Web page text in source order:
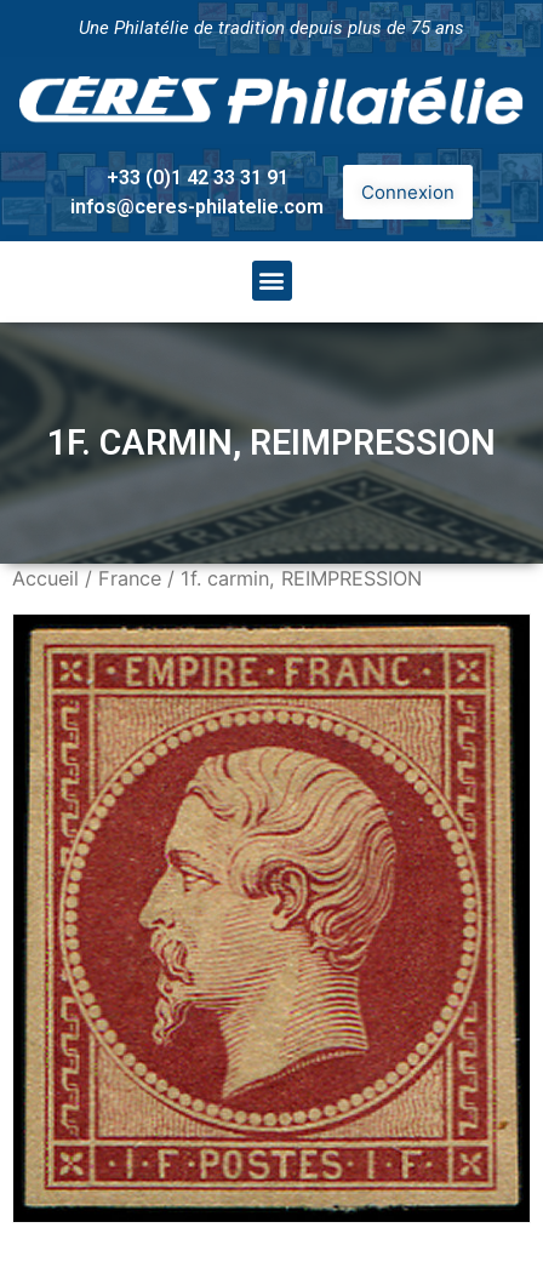
Une Philatélie de tradition depuis plus de 75 ans
+33 (0)1 42 33 31 91
infos@ceres-philatelie.com
Connexion
1F. CARMIN, REIMPRESSION
Accueil / France / 1f. carmin, REIMPRESSION